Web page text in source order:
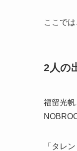
ここで
2人の
福留光
「タレ